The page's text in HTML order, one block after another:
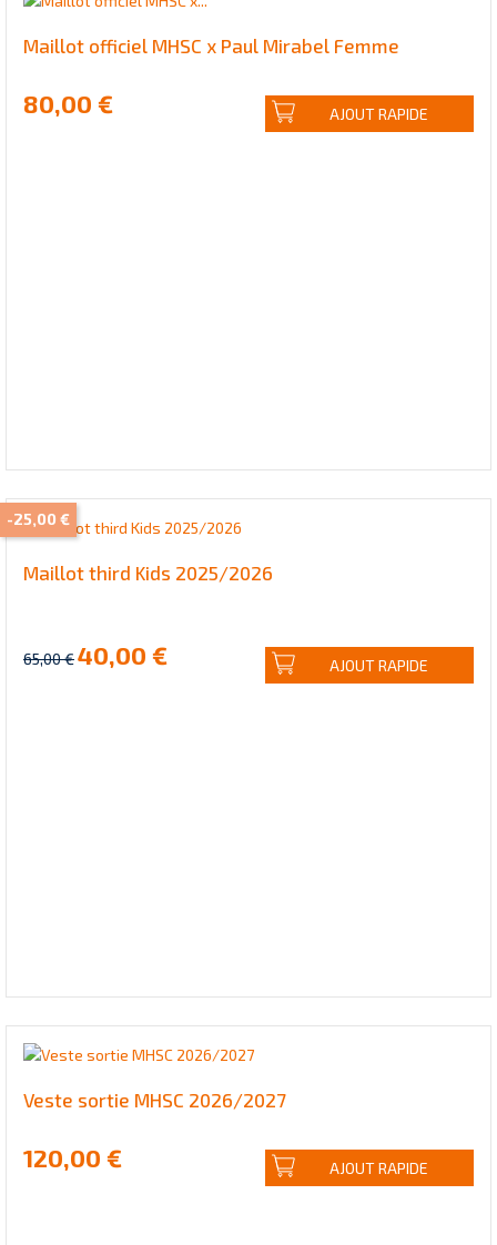
Maillot officiel MHSC x Paul Mirabel Femme
80,00 € AJOUT RAPIDE
Maillot third Kids 2025/2026
65,00 €40,00 € AJOUT RAPIDE
-25,00 €
Veste sortie MHSC 2026/2027
120,00 € AJOUT RAPIDE